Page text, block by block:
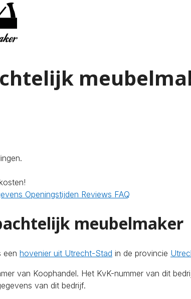
Openingstijden Reviews FAQ
meubelmaker
een hovenier uit Utrecht-Stad in de provincie
van Koophandel. Het KvK-nummer van dit
van dit bedrijf.